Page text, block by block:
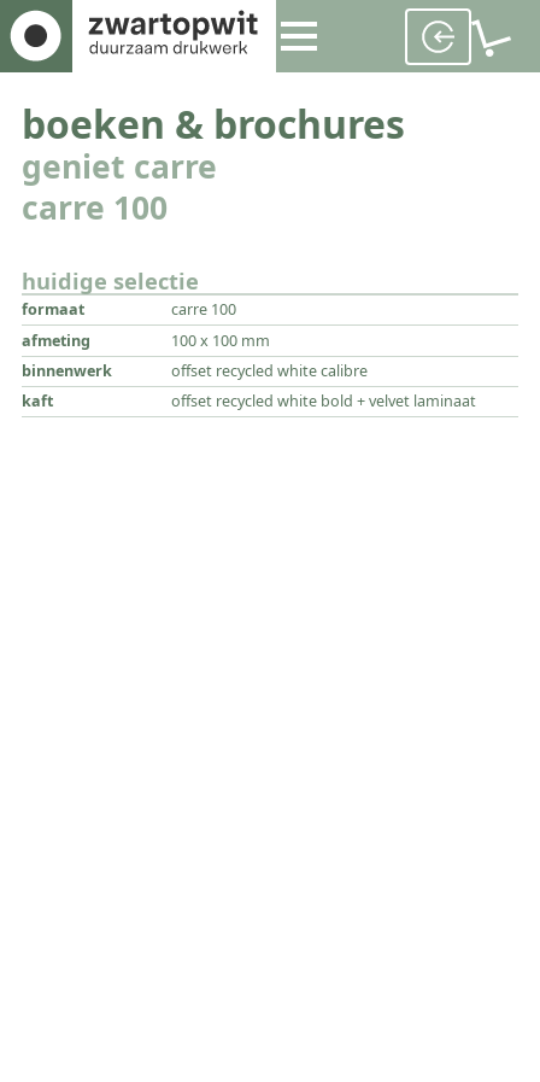
boeken & brochures
geniet carre
carre 100
huidige selectie
formaat
carre 100
afmeting
100 x 100 mm
binnenwerk
offset recycled white calibre
kaft
offset recycled white bold + velvet laminaat